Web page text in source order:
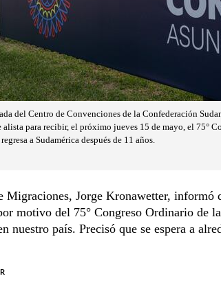
del Centro de Convenciones de la Confederación
alista para recibir, el próximo jueves 15 de mayo, el 75°
a Sudamérica después de 11 años.
Migraciones, Jorge Kronawetter, informó
motivo del 75° Congreso Ordinario de
nuestro país. Precisó que se espera a